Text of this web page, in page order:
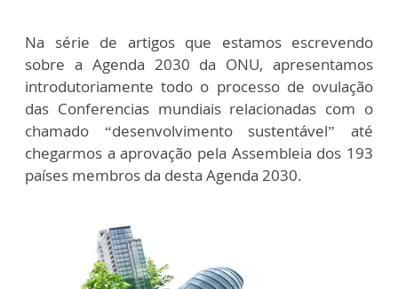
Na série de artigos que estamos escrevendo
sobre a Agenda 2030 da ONU, apresentamos
introdutoriamente todo o processo de ovulação
das Conferencias mundiais relacionadas com o
chamado “desenvolvimento sustentável” até
chegarmos a aprovação pela Assembleia dos 193
países membros da desta Agenda 2030.